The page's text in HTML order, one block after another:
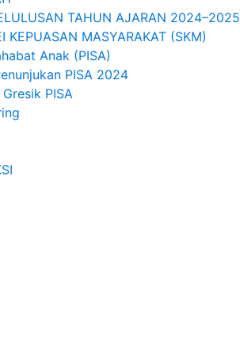
TAHUN AJARAN 2024–2025
KEPUASAN MASYARAKAT (SKM)
Anak (PISA)
PISA 2024
PISA